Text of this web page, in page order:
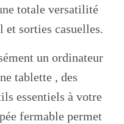
totale versatilité
et sorties casuelles.
un ordinateur
tablette , des
essentiels à votre
fermable permet